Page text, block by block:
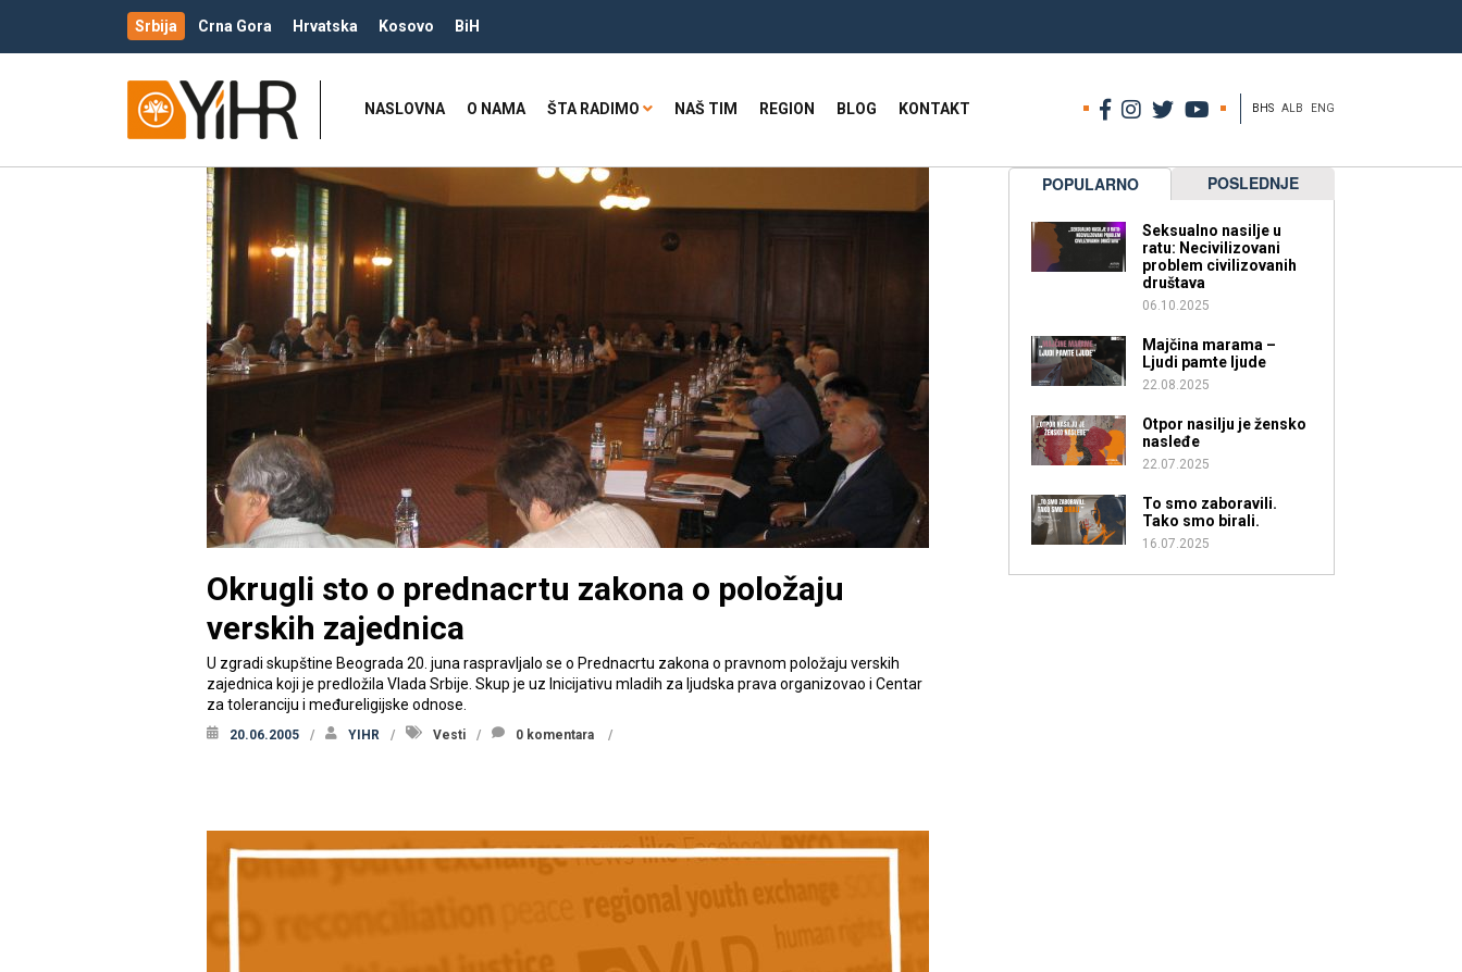
Srbija Crna Gora Hrvatska Kosovo BiH
NASLOVNA O NAMA ŠTA RADIMO NAŠ TIM REGION BLOG KONTAKT BHS ALB ENG
Okrugli sto o prednacrtu zakona o položaju
verskih zajednica
U zgradi skupštine Beograda 20. juna raspravljalo se o Prednacrtu zakona o pravnom položaju verskih
zajednica koji je predložila Vlada Srbije. Skup je uz Inicijativu mladih za ljudska prava organizovao i Centar
za toleranciju i međureligijske odnose.
20.06.2005 YIHR Vesti 0 komentara
POPULARNO POSLEDNJE
Seksualno nasilje u
ratu: Necivilizovani
problem civilizovanih
društava
06.10.2025
Majčina marama –
Ljudi pamte ljude
22.08.2025
Otpor nasilju je žensko
nasleđe
22.07.2025
To smo zaboravili.
Tako smo birali.
16.07.2025